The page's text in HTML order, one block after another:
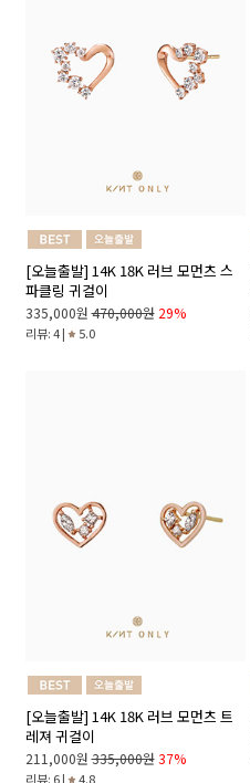
[오늘출발] 14K 18K 러브 모먼츠 스
파클링 귀걸이
335,000원 470,000원 29%
리뷰: 4 | 5.0
[오늘출발] 14K 18K 러브 모먼츠 트
레져 귀걸이
211,000원 335,000원 37%
리뷰: 6 | 4.8